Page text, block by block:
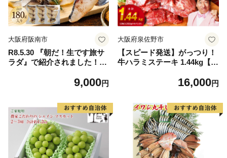
大阪府阪南市
R8.5.30 『朝だ！生です旅サ
ラダ』で紹介されました！朝
生ハム ×3パック（1パックあ
9,000円
大阪府泉佐野市
【スピード発送】がっつり！
牛ハラミステーキ 1.44kg【氷
g×4パック 牛肉 すてーき 焼
16,000円